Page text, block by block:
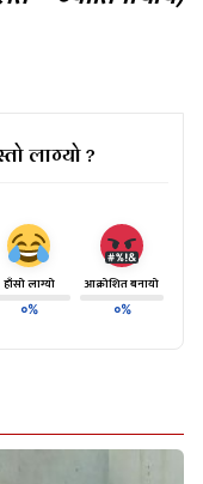
लाग्यो ?
हाँसो लाग्यो
०%
आक्रोशित बनायो
०%